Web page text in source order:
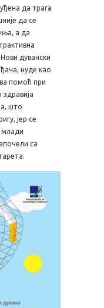
да трага
да се
а да
дувански
нуде као
помоћ при
што
јер се
млади
са